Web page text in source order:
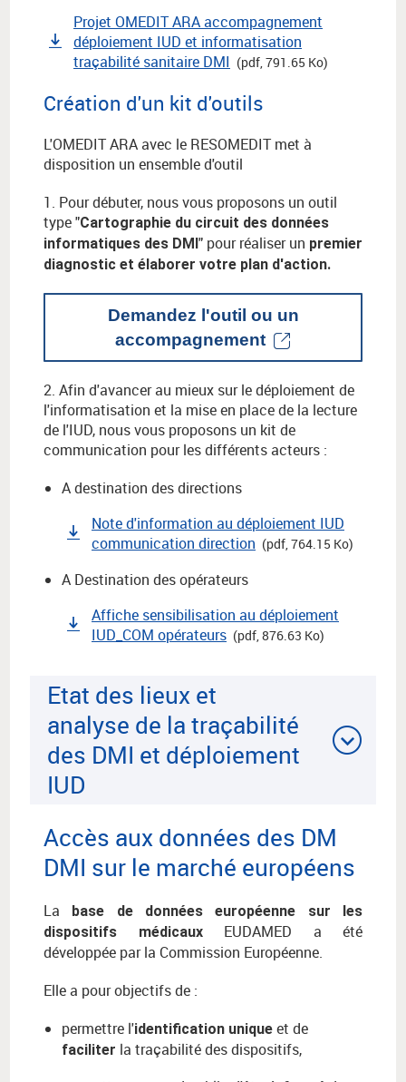
Projet OMEDIT ARA accompagnement
déploiement IUD et informatisation
traçabilité sanitaire DMI (pdf, 791.65 Ko)
Création d'un kit d'outils
L'OMEDIT ARA avec le RESOMEDIT met à
disposition un ensemble d'outil
1. Pour débuter, nous vous proposons un outil
type "Cartographie du circuit des données
informatiques des DMI" pour réaliser un premier
diagnostic et élaborer votre plan d'action.
Demandez l'outil ou un
accompagnement
2. Afin d'avancer au mieux sur le déploiement de
l'informatisation et la mise en place de la lecture
de l'IUD, nous vous proposons un kit de
communication pour les différents acteurs :
A destination des directions
Note d'information au déploiement IUD
communication direction (pdf, 764.15 Ko)
A Destination des opérateurs
Affiche sensibilisation au déploiement
IUD_COM opérateurs (pdf, 876.63 Ko)
Etat des lieux et
analyse de la traçabilité
des DMI et déploiement
IUD
Accès aux données des DM
DMI sur le marché européens
La
base de données européenne sur les
dispositifs médicauxEUDAMED a été
développée par la Commission Européenne.
Elle a pour objectifs de :
permettre l'identification unique et de
faciliter la traçabilité des dispositifs,